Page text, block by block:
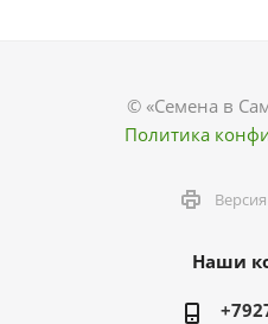
© «Семена в
Политика
Наши